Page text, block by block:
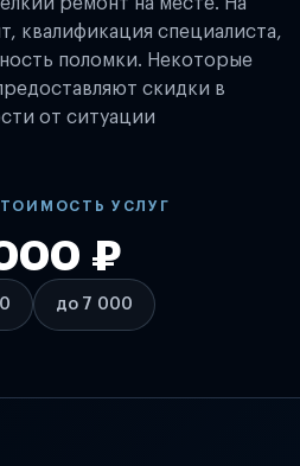
квалификация специалиста,
поломки. Некоторые
скидки в
от ситуации
УСЛУГ
₽
до 7 000